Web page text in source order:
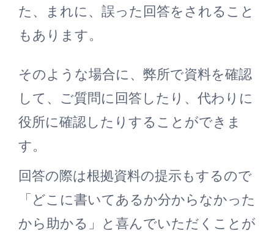
た、まれに、誤った回答をされること
もあります。
そのような場合に、弊所で資料を確認
して、ご質問に回答したり、代わりに
役所に確認したりすることができま
す。
回答の際は根拠資料の提示もするので
「どこに書いてあるか分からなかった
から助かる」と喜んでいただくことが